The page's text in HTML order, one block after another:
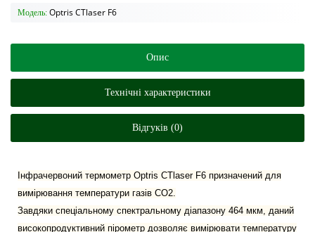
Модель: Optris CTlaser F6
Опис
Технічні характеристики
Відгуків (0)
Інфрачервоний термометр Optris CTlaser F6 призначений для
вимірювання температури газів CO2.
Завдяки спеціальному спектральному діапазону 464 мкм, даний
високопродуктивний пірометр дозволяє вимірювати температуру